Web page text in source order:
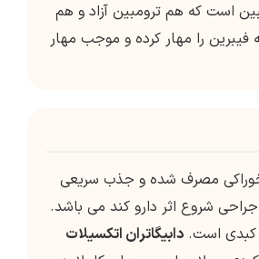
است که هم ترومبین آزاد و هم
را مهار کرده و موجب مهار
مصرف شده و جذب سریعی
شروع اثر دارو کند می باشد.
کبدی است. دابیگاتران اتکسیلات